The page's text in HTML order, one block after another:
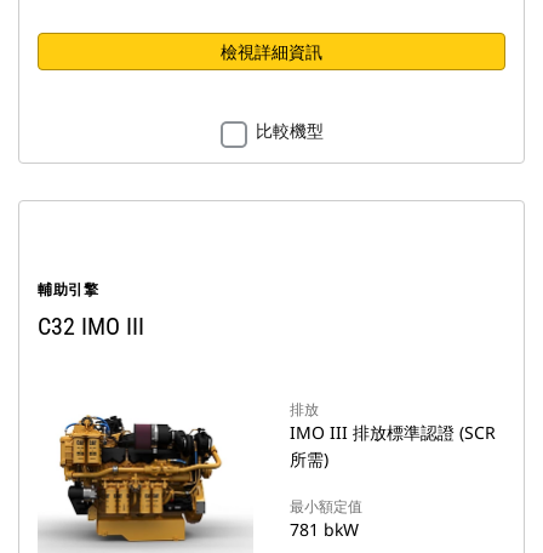
檢視詳細資訊
比較機型
輔助引擎
C32 IMO III
排放
IMO III 排放標準認證 (SCR
所需)
最小額定值
781 bkW